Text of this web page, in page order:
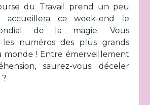
du Travail prend un peu
accueillera ce week-end le
de la magie. Vous
les numéros des plus grands
monde ! Entre émerveillement
saurez-vous déceler